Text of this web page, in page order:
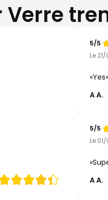
Verre
Note
de
5/5
Le
Yes
A A.
Note
de
5/5
Le
A A.